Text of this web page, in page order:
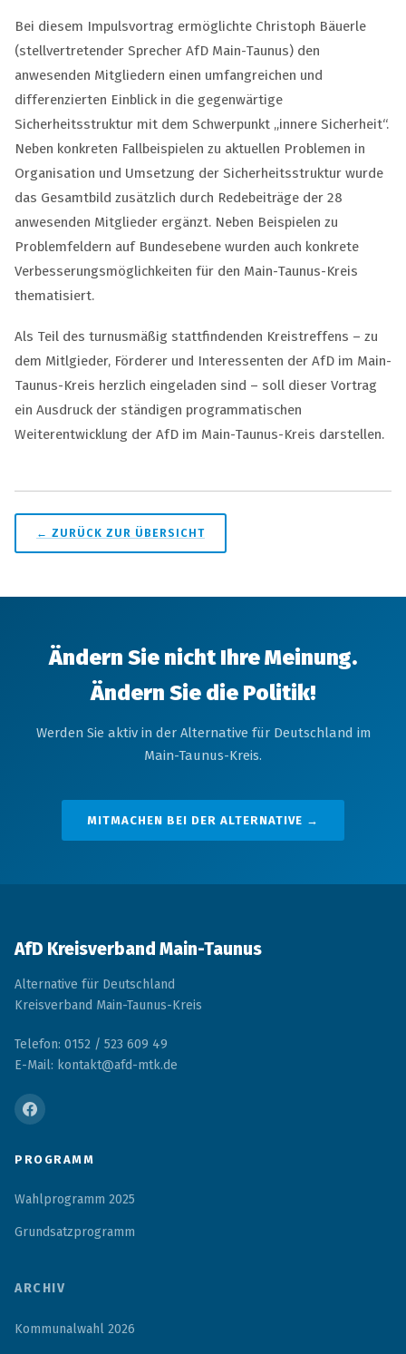
Bei diesem Impulsvortrag ermöglichte Christoph Bäuerle
(stellvertretender Sprecher AfD Main-Taunus) den
anwesenden Mitgliedern einen umfangreichen und
differenzierten Einblick in die gegenwärtige
Sicherheitsstruktur mit dem Schwerpunkt „innere Sicherheit“.
Neben konkreten Fallbeispielen zu aktuellen Problemen in
Organisation und Umsetzung der Sicherheitsstruktur wurde
das Gesamtbild zusätzlich durch Redebeiträge der 28
anwesenden Mitglieder ergänzt. Neben Beispielen zu
Problemfeldern auf Bundesebene wurden auch konkrete
Verbesserungsmöglichkeiten für den Main-Taunus-Kreis
thematisiert.
Als Teil des turnusmäßig stattfindenden Kreistreffens – zu
dem Mitlgieder, Förderer und Interessenten der AfD im Main-
Taunus-Kreis herzlich eingeladen sind – soll dieser Vortrag
ein Ausdruck der ständigen programmatischen
Weiterentwicklung der AfD im Main-Taunus-Kreis darstellen.
← ZURÜCK ZUR ÜBERSICHT
Ändern Sie nicht Ihre Meinung.
Ändern Sie die Politik!
Werden Sie aktiv in der Alternative für Deutschland im
Main-Taunus-Kreis.
MITMACHEN BEI DER ALTERNATIVE →
AfD Kreisverband Main-Taunus
Alternative für Deutschland
Kreisverband Main-Taunus-Kreis
Telefon: 0152 / 523 609 49
E-Mail: kontakt@afd-mtk.de
PROGRAMM
Wahlprogramm 2025
Grundsatzprogramm
ARCHIV
Kommunalwahl 2026